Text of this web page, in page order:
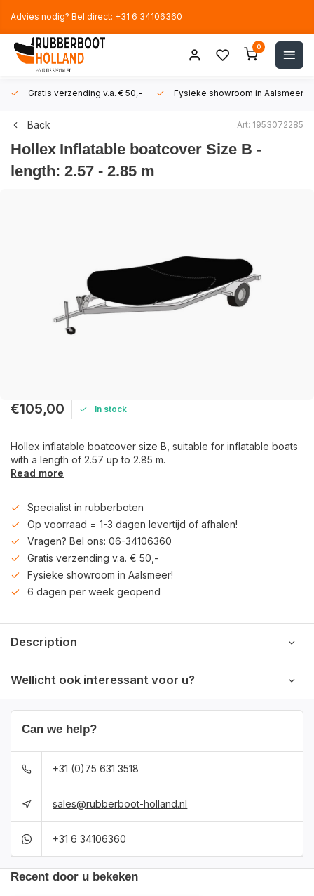
Advies nodig? Bel direct: +31 6 34106360
0
Gratis verzending v.a. € 50,- Fysieke showroom in Aalsmeer!
Back Art: 1953072285
Hollex Inflatable boatcover Size B -
length: 2.57 - 2.85 m
€105,00 In stock
Hollex inflatable boatcover size B, suitable for inflatable boats
with a length of 2.57 up to 2.85 m.
Read more
Specialist in rubberboten
Op voorraad = 1-3 dagen levertijd of afhalen!
Vragen? Bel ons: 06-34106360
Gratis verzending v.a. € 50,-
Fysieke showroom in Aalsmeer!
6 dagen per week geopend
Description
Wellicht ook interessant voor u?
Can we help?
+31 (0)75 631 3518
sales@rubberboot-holland.nl
+31 6 34106360
Recent door u bekeken